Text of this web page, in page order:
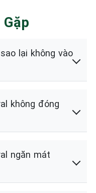
lại không vào
không đóng
ngăn mát